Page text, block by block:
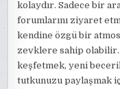
kolaydır. Sadece bir
forumlarını ziyaret
kendine özgü bir
zevklere sahip
keşfetmek, yeni
tutkunuzu paylaşmak